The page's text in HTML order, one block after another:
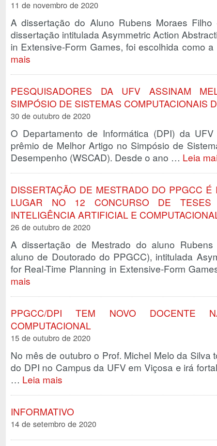
11 de novembro de 2020
A dissertação do Aluno Rubens Moraes
dissertação intitulada Asymmetric Action
in Extensive-Form Games, foi escolhida como
mais
PESQUISADORES DA UFV ASSINAM
SIMPÓSIO DE SISTEMAS COMPUTACIONAIS
30 de outubro de 2020
O Departamento de Informática (DPI) da
prêmio de Melhor Artigo no Simpósio de
Desempenho (WSCAD). Desde o ano … Leia
DISSERTAÇÃO DE MESTRADO DO PPGCC
LUGAR NO 12 CONCURSO DE TESES
INTELIGÊNCIA ARTIFICIAL E
26 de outubro de 2020
A dissertação de Mestrado do aluno Rubens
aluno de Doutorado do PPGCC), intitulada
for Real-Time Planning in Extensive-Form
mais
PPGCC/DPI TEM NOVO DOCENTE
COMPUTACIONAL
15 de outubro de 2020
No mês de outubro o Prof. Michel Melo da Silva
do DPI no Campus da UFV em Viçosa e irá
… Leia mais
INFORMATIVO
14 de setembro de 2020